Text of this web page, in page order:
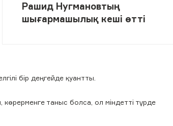
Рашид Нугмановтың
шығармашылық кеші өтті
бір деңгейде қуантты.
таныс болса, ол міндетті түрде